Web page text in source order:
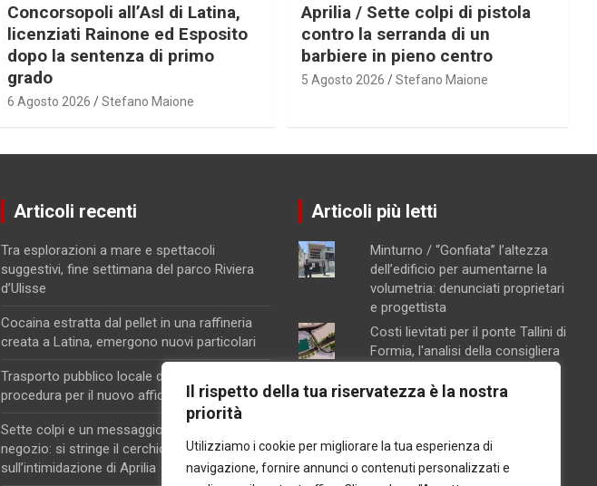
Il rispetto della tua riservatezza è la nostra
priorità
Utilizziamo i cookie per migliorare la tua esperienza di
navigazione, fornire annunci o contenuti personalizzati e
Concorsopoli all’Asl di Latina,
licenziati Rainone ed Esposito
dopo la sentenza di primo
grado
6 Agosto 2026 Stefano Maione
Aprilia / Sette colpi di pistola
contro la serranda di un
barbiere in pieno centro
5 Agosto 2026 Stefano Maione
Articoli recenti
Tra esplorazioni a mare e spettacoli
suggestivi, fine settimana del parco Riviera
d’Ulisse
Cocaina estratta dal pellet in una raffineria
creata a Latina, emergono nuovi particolari
Trasporto pubblico locale di Latina, attivata la
procedura per il nuovo affidamento
Sette colpi e un messaggio di morte sul
negozio: si stringe il cerchio
sull’intimidazione di Aprilia
Articoli più letti
Minturno / “Gonfiata” l’altezza
dell’edificio per aumentarne la
volumetria: denunciati proprietari
e progettista
Costi lievitati per il ponte Tallini di
Formia, l'analisi della consigliera
Chiusura pomeridiana per la
Caso Mendico, crollano le
iscrizioni al Pacinotti di Santi